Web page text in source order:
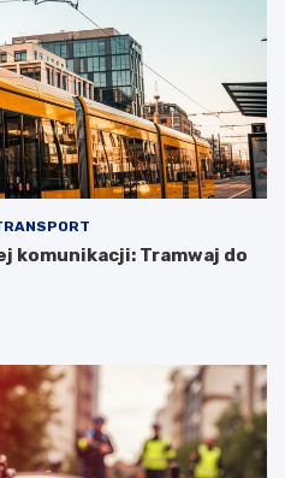
komunikacji: Tramwaj do